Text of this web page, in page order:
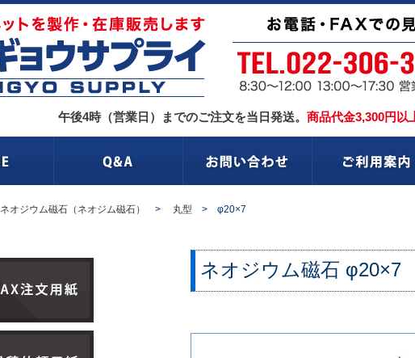
午後4時（営業日）までのご注文を当日発送。 商品代金3,300円以
ネオジウム磁石（ネオジム磁石） > 丸型 > φ20×7
ネオジウム磁石 φ20×7